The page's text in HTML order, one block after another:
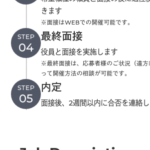
きます
※面接はWEBでの開催可能です。
STEP 最終面接
役員と面接を実施します
※最終面接は、応募者様のご状況（遠方
って開催方法の相談が可能です。
STEP 内定
面接後、2週間以内に合否を連絡